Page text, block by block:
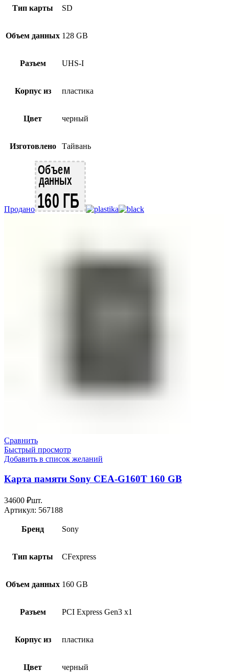
Тип карты SD
Объем данных 128 GB
Разъем UHS-I
Корпус из пластика
Цвет черный
Изготовлено Тайвань
Продано
Сравнить
Быстрый просмотр
Добавить в список желаний
Карта памяти Sony CEA-G160T 160 GB
34600 ₽шт.
Артикул: 567188
Бренд Sony
Тип карты CFexpress
Объем данных 160 GB
Разъем PCI Express Gen3 x1
Корпус из пластика
Цвет черный